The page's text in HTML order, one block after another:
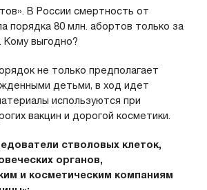
В России смертность от
порядка 80 млн. абортов только за
Кому выгодно?
не только предполагает
детьми, в ход идет
используются при
вакцин и дорогой косметики.
стволовых клеток,
органов,
и косметическим компаниям